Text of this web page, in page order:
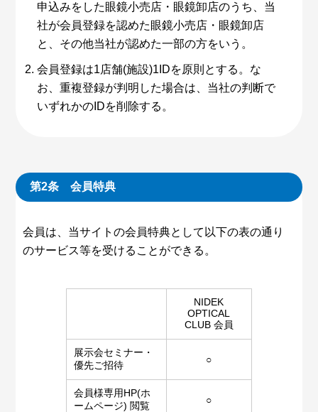
申込みをした眼鏡小売店・眼鏡卸店のうち、当
社が会員登録を認めた眼鏡小売店・眼鏡卸店
と、その他当社が認めた一部の方をいう。
会員登録は1店舗(施設)1IDを原則とする。な
お、重複登録が判明した場合は、当社の判断で
いずれかのIDを削除する。
第2条 会員特典
会員は、当サイトの会員特典として以下の表の通り
のサービス等を受けることができる。
NIDEK
OPTICAL
CLUB 会員
展示会セミナー・
優先ご招待
○
会員様専用HP(ホ
ームページ) 閲覧
○